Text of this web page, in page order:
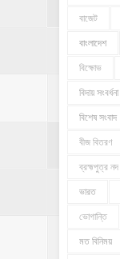
বাজেট
বাংলাদেশ
বিক্ষোভ
বিদায় সংবর্ধনা
বিশেষ সংবাদ
বীজ বিতরণ
ব্রহ্মপুত্র নদ
ভারত
ভোগান্তি
মত বিনিময়